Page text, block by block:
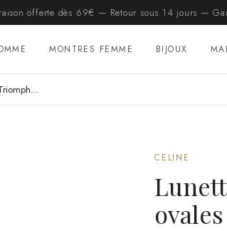
offerte dès 69€ — Retour sous 14 jours —
MONTRES FEMME BIJOUX
Lunettes de soleil Celine Triomphe ovales CL40235U monture métal
CELINE